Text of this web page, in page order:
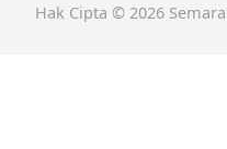
Hak Cipta © 2026